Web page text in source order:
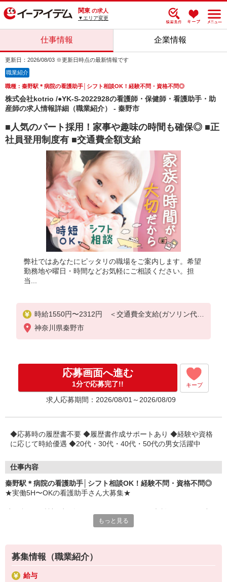
関東 の求人
▼エリア変更
仕事情報 企業情報
更新日：2026/08/03 ※更新日時点の最新情報です
職業紹介
職種：秦野駅＊病院の看護助手│シフト相談OK！経験不問・資格不問◎
株式会社kotrio /●YK-S-2022928の看護師・保健師・看護助手・助
産師の求人情報詳細（職業紹介） - 秦野市
■人気のパート採用！家事や趣味の時間も確保◎ ■正
社員登用制度有 ■交通費全額支給
弊社ではあなたにピッタリの職場をご案内します。希望
勤務地や曜日・時間などお気軽にご相談ください。担
当...
時給1550円〜2312円 ＜交通費全支給(ガソリン代含
む)＞
神奈川県秦野市
応募画面へ進む
1分で応募完了!! キープ
求人応募期間：2026/08/01～2026/08/09
◆応募時の履歴書不要 ◆履歴書作成サポートあり ◆経験や資格
に応じて時給優遇 ◆20代・30代・40代・50代の男女活躍中
仕事内容
秦野駅＊病院の看護助手│シフト相談OK！経験不問・資格不問◎
★実働5H〜OKの看護助手さん大募集★
〜仕事内容〜
◆環境維持： 病室の清掃・シーツ交換
◆生活介助： 患者様の食事介助・入浴介助等
◆準備作業： 医療器具のセット、消毒作業
もっと見る
募集情報（職業紹介）
給与